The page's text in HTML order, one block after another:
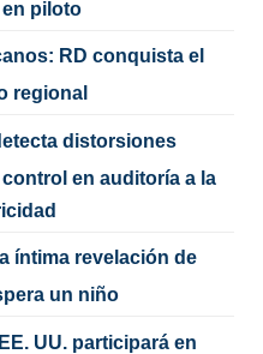
piloto
RD conquista el
regional
distorsiones
en auditoría a la
íntima revelación de
un niño
UU. participará en